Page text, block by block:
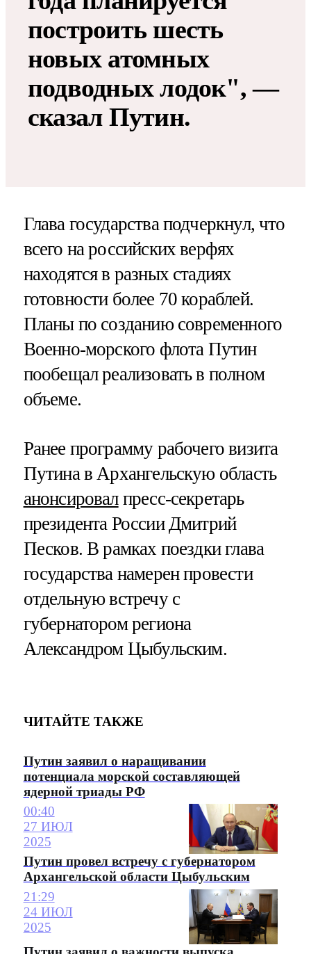
построить шесть
новых атомных
подводных лодок", —
сказал Путин.
Глава государства подчеркнул, что
всего на российских верфях
находятся в разных стадиях
готовности более 70 кораблей.
Планы по созданию современного
Военно-морского флота Путин
пообещал реализовать в полном
объеме.
Ранее программу рабочего визита
Путина в Архангельскую область
анонсировалпресс-секретарь
президента России Дмитрий
Песков. В рамках поездки глава
государства намерен провести
отдельную встречу с
губернатором региона
Александром Цыбульским.
ЧИТАЙТЕ ТАКЖЕ
Путин заявил о наращивании
потенциала морской составляющей
ядерной триады РФ
00:40
27 ИЮЛ
2025
Путин провел встречу с губернатором
Архангельской области Цыбульским
21:29
24 ИЮЛ
2025